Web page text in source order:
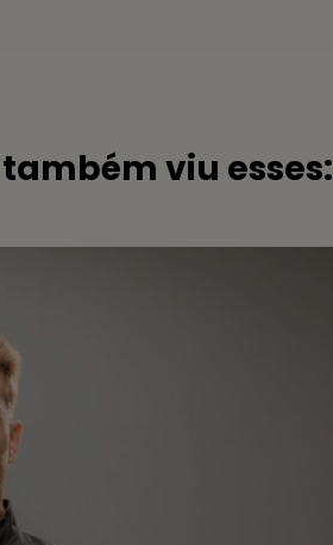
viu esses: